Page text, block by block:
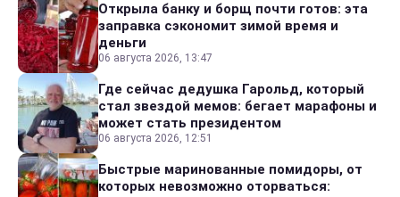
Открыла банку и борщ почти готов: эта
заправка сэкономит зимой время и
деньги
06 августа 2026, 13:47
Где сейчас дедушка Гарольд, который
стал звездой мемов: бегает марафоны и
может стать президентом
06 августа 2026, 12:51
Быстрые маринованные помидоры, от
которых невозможно оторваться: